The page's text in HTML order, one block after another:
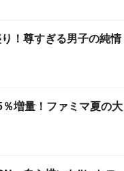
！尊すぎる男子の純情
増量！ファミマ夏の大